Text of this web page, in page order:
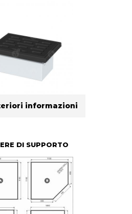
informazioni
DI SUPPORTO